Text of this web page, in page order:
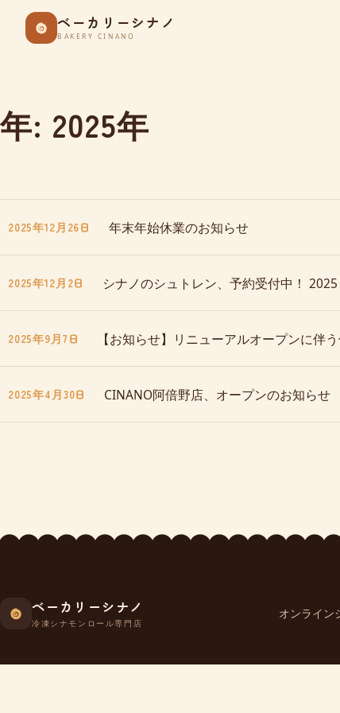
ベーカリーシナノ
BAKERY CINANO
年: 2025年
2025年12月26日 年末年始休業のお知らせ
2025年12月2日 シナノのシュトレン、予約受付中！ 2025
2025年9月7日 【お知らせ】リニューアルオープンに伴
2025年4月30日 CINANO阿倍野店、オープンのお知らせ
ベーカリーシナノ
冷凍シナモンロール専門店
オンライン